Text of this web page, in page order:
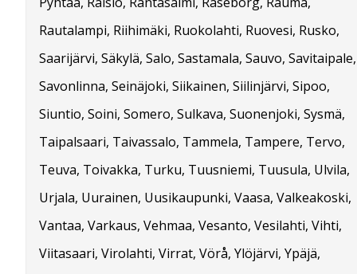
Rautalampi, Riihimäki, Ruokolahti, Ruovesi, Rusko,
Saarijärvi, Säkylä, Salo, Sastamala, Sauvo, Savitaipale,
Savonlinna, Seinäjoki, Siikainen, Siilinjärvi, Sipoo,
Siuntio, Soini, Somero, Sulkava, Suonenjoki, Sysmä,
Taipalsaari, Taivassalo, Tammela, Tampere, Tervo,
Teuva, Toivakka, Turku, Tuusniemi, Tuusula, Ulvila,
Urjala, Uurainen, Uusikaupunki, Vaasa, Valkeakoski,
Vantaa, Varkaus, Vehmaa, Vesanto, Vesilahti, Vihti,
Viitasaari, Virolahti, Virrat, Vörå, Ylöjärvi, Ypäjä,